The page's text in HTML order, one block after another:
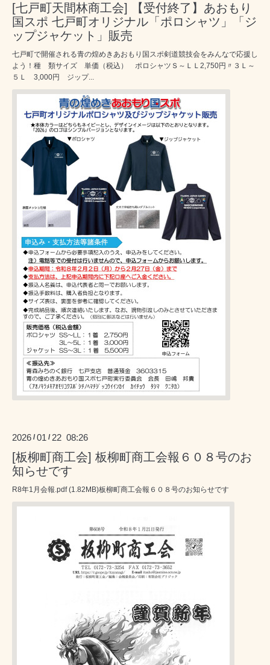
[七戸町天間林商工会] 【受付終了】あおもり
国スポ 七戸町オリジナル「ポロシャツ」「ジ
ップジャケット」販売
七戸町で開催される青の煌めきあおもり国スポ剣道競技会をみんなで応援し
よう！種 類サイズ 単価（税込） ポロシャツＳ～ＬＬ2,750円〃３Ｌ～
５Ｌ 3,000円 ジップ...
2026 /01 / 22 08:26
[板柳町商工会] 板柳町商工会報６０８号のお
知らせです
R8年1月会報.pdf (1.82MB)板柳町商工会報６０８号のお知らせです